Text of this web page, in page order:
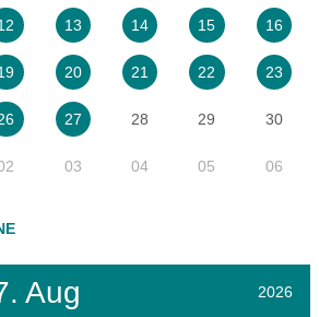
13 14 15 16
20 21 22 23
27 28 29 30
03 04 05 06
Aug 2026